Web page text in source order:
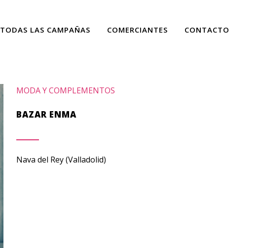
TODAS LAS CAMPAÑAS COMERCIANTES CONTACTO
MODA Y COMPLEMENTOS
BAZAR ENMA
Nava del Rey (Valladolid)